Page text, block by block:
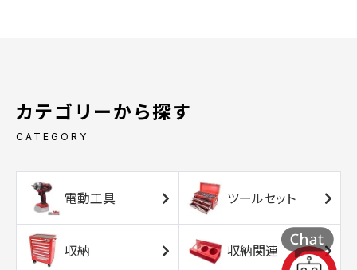
カテゴリーから探す
CATEGORY
電動工具 ツールセット
収納 収納関連